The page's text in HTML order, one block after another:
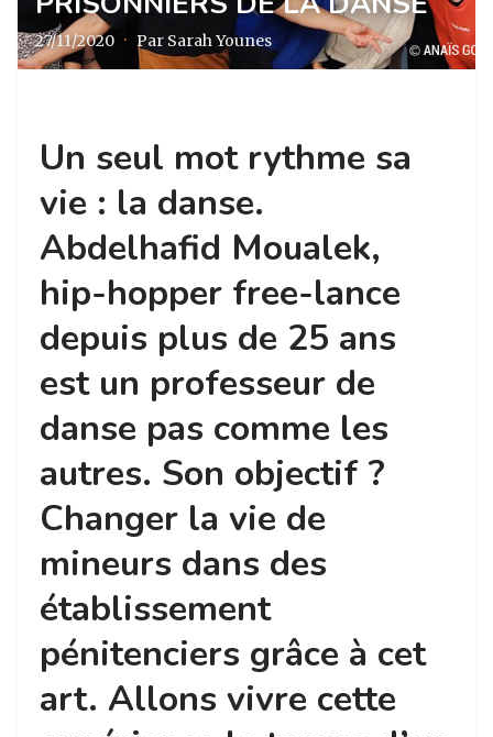
27/11/2020 · Par Sarah Younes
Un seul mot rythme sa
vie : la danse.
Abdelhafid Moualek,
hip-hopper free-lance
depuis plus de 25 ans
est un professeur de
danse pas comme les
autres. Son objectif ?
Changer la vie de
mineurs dans des
établissement
pénitenciers grâce à cet
art. Allons vivre cette